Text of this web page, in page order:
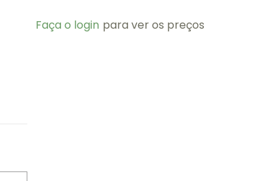
Faça o login para ver os preços